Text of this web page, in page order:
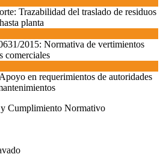
Trazabilidad del traslado de residuos
planta
2015: Normativa de vertimientos
comerciales
en requerimientos de autoridades